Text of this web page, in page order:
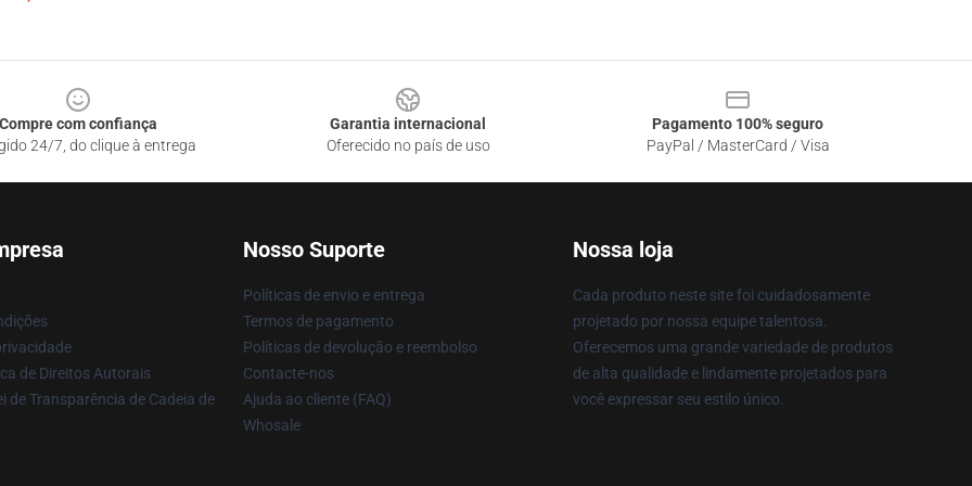
Compre com confiança
24/7, do clique à entrega
Garantia internacional
Oferecido no país de uso
Pagamento 100% seguro
PayPal / MasterCard / Visa
de Direitos Autorais
de Transparência de Cadeia de
Nosso Suporte
Políticas de envio e entrega
Termos de pagamento
Políticas de devolução e reembolso
Contacte-nos
Ajuda ao cliente (FAQ)
Whosale
Nossa loja
Cada produto neste site foi cuidadosamente
projetado por nossa equipe talentosa.
Oferecemos uma grande variedade de produtos
de alta qualidade e lindamente projetados para
você expressar seu estilo único.